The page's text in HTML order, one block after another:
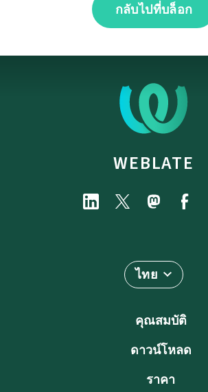
กลับไปที่บล็อก
WEBLATE
ไทย
คุณสมบัติ
ดาวน์โหลด
ราคา